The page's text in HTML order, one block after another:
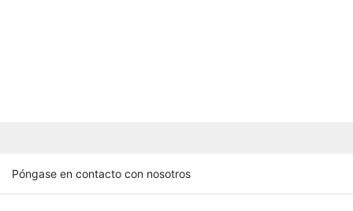
Póngase en contacto con nosotros